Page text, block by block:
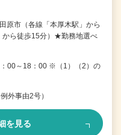
原市（各線「本厚木駅」から
から徒歩15分）★勤務地選べ
：00～18：00 ※（1）（2）の
外事由2号）
を見る